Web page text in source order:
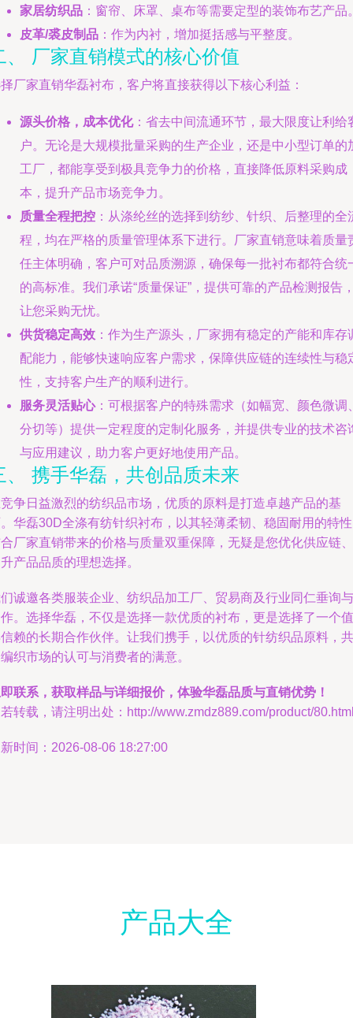
家居纺织品 ：窗帘、床罩、桌布等需要定型的装饰布艺产品
皮革/裘皮制品 ：作为内衬，增加挺括感与平整度。
、 厂家直销模式的核心价值
厂家直销华磊衬布，客户将直接获得以下核心利益：
源头价格，成本优化：省去中间流通环节，最大限度让利给
户。无论是大规模批量采购的生产企业，还是中小型订单的
工厂，都能享受到极具竞争力的价格，直接降低原料采购成
本，提升产品市场竞争力。
质量全程把控 ：从涤纶丝的选择到纺纱、针织、后整理的全
程，均在严格的质量管理体系下进行。厂家直销意味着质量
任主体明确，客户可对品质溯源，确保每一批衬布都符合统
的高标准。我们承诺“质量保证”，提供可靠的产品检测报告
让您采购无忧。
供货稳定高效 ：作为生产源头，厂家拥有稳定的产能和库存
配能力，能够快速响应客户需求，保障供应链的连续性与稳
性，支持客户生产的顺利进行。
服务灵活贴心：可根据客户的特殊需求（如幅宽、颜色微调
分切等）提供一定程度的定制化服务，并提供专业的技术咨
与应用建议，助力客户更好地使用产品。
、 携手华磊，共创品质未来
争日益激烈的纺织品市场，优质的原料是打造卓越产品的基
华磊30D全涤有纺针织衬布，以其轻薄柔韧、稳固耐用的特
厂家直销带来的价格与质量双重保障，无疑是您优化供应链、
产品品质的理想选择。
诚邀各类服装企业、纺织品加工厂、贸易商及行业同仁垂询与
。选择华磊，不仅是选择一款优质的衬布，更是选择了一个值
赖的长期合作伙伴。让我们携手，以优质的针纺织品原料，共
织市场的认可与消费者的满意。
联系，获取样品与详细报价，体验华磊品质与直销优势！
转载，请注明出处：http://www.zmdz889.com/product/
时间：2026-08-06 18:27:00
产品大全